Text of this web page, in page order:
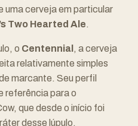
uma cerveja em particular
Two Hearted Ale.
o Centennial , a cerveja
relativamente simples
marcante. Seu perfil
referência para o
que desde o início foi
desse lúpulo.